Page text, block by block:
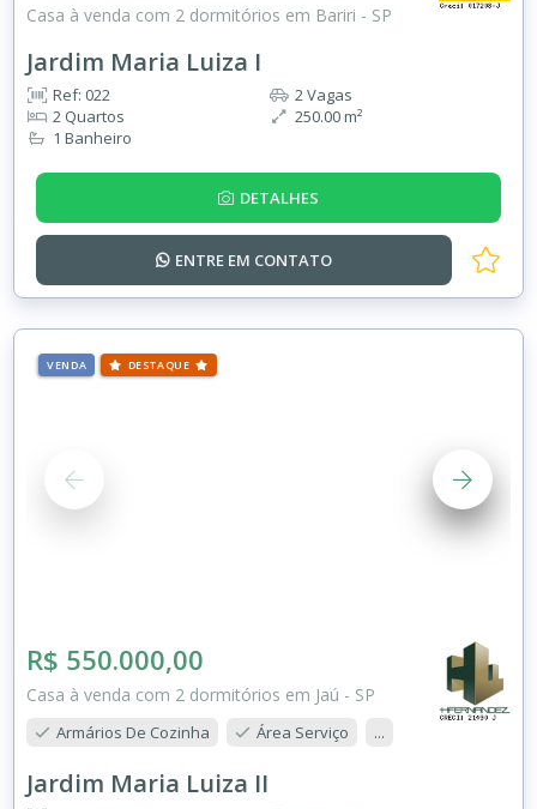
Casa à venda com 2 dormitórios em Bariri - SP
Jardim Maria Luiza I
Ref: 022
2 Quartos
1 Banheiro
2 Vagas
250.00 m²
DETALHES
ENTRE EM CONTATO
VENDA DESTAQUE
R$ 550.000,00
Casa à venda com 2 dormitórios em Jaú - SP
Armários De Cozinha Área Serviço ...
Jardim Maria Luiza II